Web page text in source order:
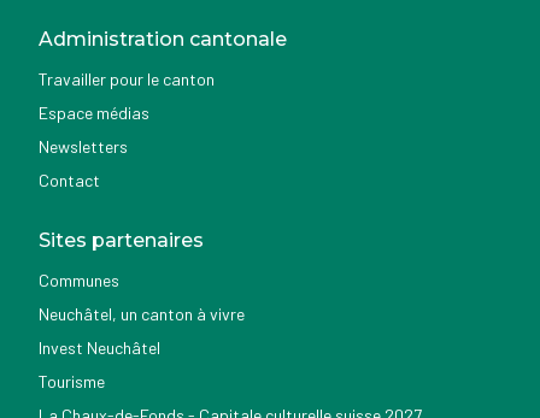
Administration cantonale
Travailler pour le canton
Espace médias
Newsletters
Contact
Sites partenaires
Communes
Neuchâtel, un canton à vivre
Invest Neuchâtel
Tourisme